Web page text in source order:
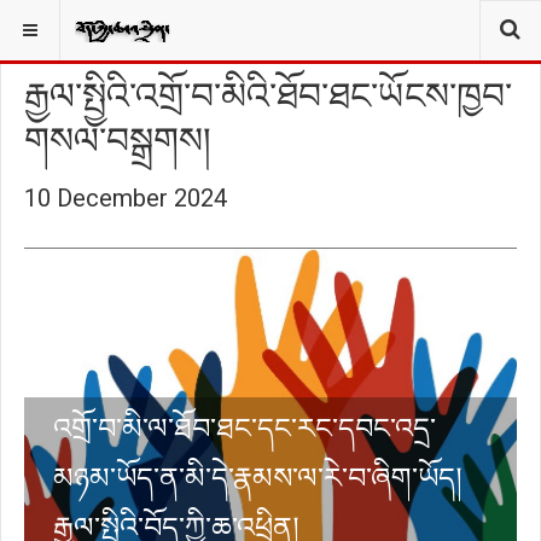
YOU ARE HERE: ལྷག་དུ་མང༌།
རྒྱལ་སྤྱིའི་འགྲོ་བ་མིའི་ཐོབ་ཐང་ཡོངས་ཁྱབ་
གསལ་བསྒྲགས།
10 December 2024
འགྲོ་བ་མི་ལ་ཐོབ་ཐང་དང་རང་དབང་འདྲ་
མཉམ་ཡོད་ན་མི་དེ་རྣམས་ལ་རེ་བ་ཞིག་ཡོད།
རྒྱལ་སྤྱིའི་བོད་ཀྱི་ཆ་འཕྲིན།